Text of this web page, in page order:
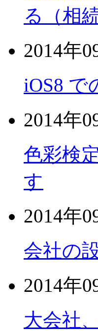
る（相
2014年
iOS8 で
2014年
色彩検
す
2014年
会社の
2014年
大会社